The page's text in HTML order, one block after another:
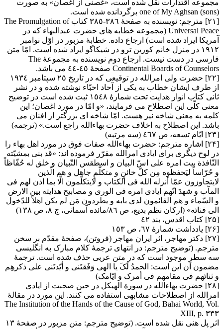
مجموعه اقتدارات نقل شده است، «غصنی از اغصان» به صورت
one of My Aghsan (sons) برگردانده شده است.
[۲۱] مترجم: نویسنده به صفحۀ ٣٨٦-٣٨٥ کتاب The Promulgation of
Universal Peace (مجموعه خطابه های حضرت عبدالبهاء که در
آمریکا ایراد شده است) ارجاع داده. خطابۀ مزبور در اوّل نوامبر
١٩١٢ در منزل خانم کورین ترو در شیکاگو ایراد شده است. امّا متن
فارسی در دست نیست. ارجاع دوم نویسنده به مجموعۀ The
Continental Boards of Counselors صفحۀ ٤٥-٤٤ می باشد.
[۲۲] حضرت ولی امرالله در توقیعی که در تاریخ ٢٥ سپتامبر ١٩٣٤
از طرف ایشان خطاب به یکی از آحاد احبّاء نوشته شده و در نشر
ثانی کتاب انوار هدایت تحت شمارۀ ١٥٤٨ ثبت شده است در توضیح
معنی کلّی این اصطلاح می فرمایند، «و امّا در مورد اغصان؛ این
کلمه به معنی شاخه نیز هست. امّا شاخه ای بزرگتر از افنان می
باشد. این اصطلاح به اخلاف حضرت بهاءالله راجع است.» (ترجمه)
[۲۳] ایّام تسعه، ص ٤٦٧ (سه مرتبه)
[۲۴] اشاره مترجم: حضرت بهاءالله صفات فوق در مورد اهل بهاء را
در لوح دیگری برای ایادی امرالله مقرّر فرموده اند: «قد بنی بمشیّته
النّافذة بیت امره علی اسّ البیان و اسطقس التّبیان و خلق له حُفّاظاً
و حُرّاساً لیَحفظوه مِن کلّ خائنٍ و متکلّمٍ جاهل و هم الّذین
لایتجاوزون عمّا أنزله الله فی الکتاب و لایتکلّمون الّا بما اذن لهم فی
المآب و شهدَ انّهم ایادی امره فی الوری و مصابیح هدایته بین الارض
و السّماء و هم القائمون لدی بابه و یطردون مَن لم یکن اهلاً للدّخول
الی فنائه» (ارکان نظم بدیع، ص ٨٦/مائده آسمانی، ج ٨، ص ١٣٨)
[۲۵] کتاب اقدس، بند ٤٢
[۲۶] یادداشت شمارۀ ٦٧، ص ١٥٣
[۲۷] دکتر مهاجر، اثر ایران مهاجر (فروتن)، صفحۀ مقدّم بر سخن
مترجم. (توضیح مترجم: در انتهای ترجمۀ کلام مبارک به انگلیسی
سه سطر موجود است که در متن عربی حذف شده است. ترجمۀ
مضمون آن این است: الحمدُ لَکَ یا الهی وَفَقتَنی و أیّدتَنی علی ذکرهِم
و ثنائهم فی مقامهم فی أمرک و ایّامک)
[۲۸] حضرت بهاءالله در سورة الهیکل در حین صحبت از ایادی
امرالله از اصطلاحات مشابهی استفاده می کنند. این مورد در مقالۀ
The Institution of the Hands of the Cause of God, Bahai World, Vol.
XIII, p. ۳۳۳
اثر پل هنی نقل شده است. (توضیح مترجم: متن مزبور در صفحۀ ١٣